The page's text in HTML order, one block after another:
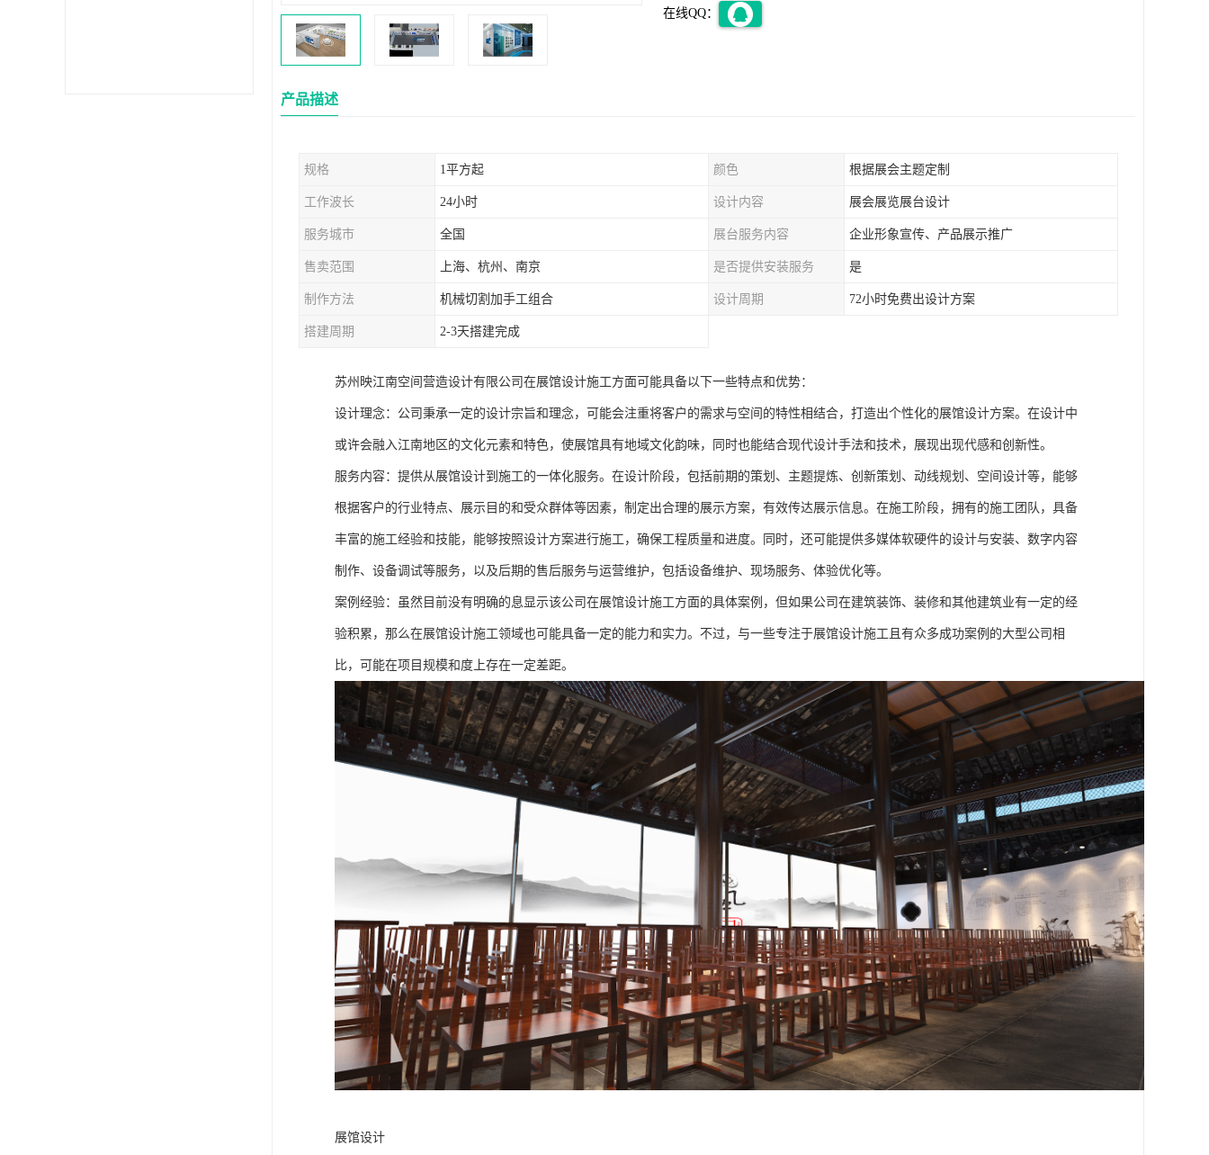
在线QQ：
产品描述
规格 1平方起 颜色 根据展会主题定制
工作波长 24小时 设计内容 展会展览展台设计
服务城市 全国 展台服务内容 企业形象宣传、产品展示推广
售卖范围 上海、杭州、南京 是否提供安装服务 是
制作方法 机械切割加手工组合 设计周期 72小时免费出设计方案
搭建周期 2-3天搭建完成
苏州映江南空间营造设计有限公司在展馆设计施工方面可能具备以下一些特点和优势：
设计理念：公司秉承一定的设计宗旨和理念，可能会注重将客户的需求与空间的特性相结合，打造出个性化的展馆设计方案。在设计中
或许会融入江南地区的文化元素和特色，使展馆具有地域文化韵味，同时也能结合现代设计手法和技术，展现出现代感和创新性。
服务内容：提供从展馆设计到施工的一体化服务。在设计阶段，包括前期的策划、主题提炼、创新策划、动线规划、空间设计等，能够
根据客户的行业特点、展示目的和受众群体等因素，制定出合理的展示方案，有效传达展示信息。在施工阶段，拥有的施工团队，具备
丰富的施工经验和技能，能够按照设计方案进行施工，确保工程质量和进度。同时，还可能提供多媒体软硬件的设计与安装、数字内容
制作、设备调试等服务，以及后期的售后服务与运营维护，包括设备维护、现场服务、体验优化等。
案例经验：虽然目前没有明确的息显示该公司在展馆设计施工方面的具体案例，但如果公司在建筑装饰、装修和其他建筑业有一定的经
验积累，那么在展馆设计施工领域也可能具备一定的能力和实力。不过，与一些专注于展馆设计施工且有众多成功案例的大型公司相
比，可能在项目规模和度上存在一定差距。
展馆设计